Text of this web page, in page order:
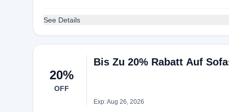
See Details
20%
OFF
Bis Zu 20% Rabatt Auf
Exp: Aug 26, 2026